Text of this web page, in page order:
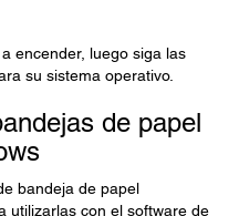
encender, luego siga las
su sistema operativo.
de papel
bandeja de papel
utilizarlas con el software de